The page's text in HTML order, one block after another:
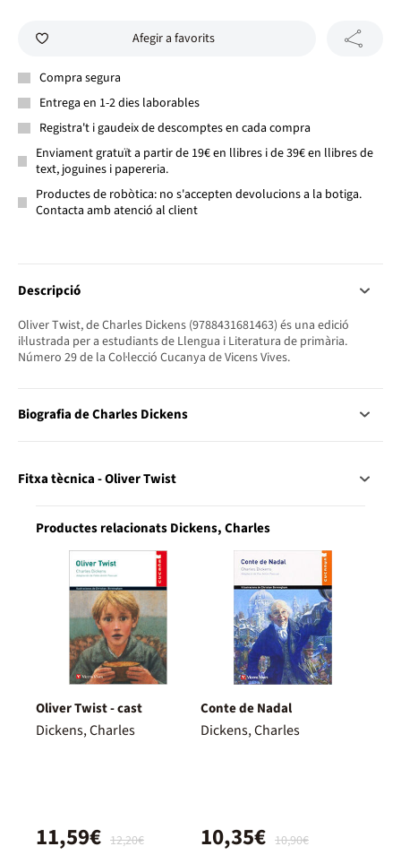
Afegir a favorits
Compra segura
Entrega en 1-2 dies laborables
Registra't i gaudeix de descomptes en cada compra
Enviament gratuït a partir de 19€ en llibres i de 39€ en llibres de
text, joguines i papereria.
Productes de robòtica: no s'accepten devolucions a la botiga.
Contacta amb atenció al client
Descripció
Oliver Twist, de Charles Dickens (9788431681463) és una edició
il·lustrada per a estudiants de Llengua i Literatura de primària.
Número 29 de la Col·lecció Cucanya de Vicens Vives.
Biografia de Charles Dickens
Fitxa tècnica - Oliver Twist
Productes relacionats Dickens, Charles
Oliver Twist - cast
Dickens, Charles
12,20€
11,59€
Conte de Nadal
Dickens, Charles
10,90€
10,35€